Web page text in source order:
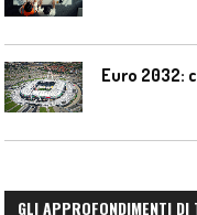
Euro 2032:
GLI APPROFONDIMENTI DI